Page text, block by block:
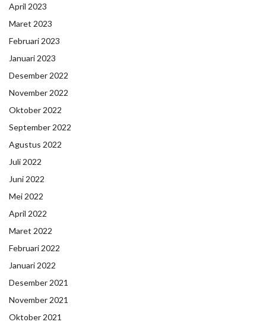
April 2023
Maret 2023
Februari 2023
Januari 2023
Desember 2022
November 2022
Oktober 2022
September 2022
Agustus 2022
Juli 2022
Juni 2022
Mei 2022
April 2022
Maret 2022
Februari 2022
Januari 2022
Desember 2021
November 2021
Oktober 2021